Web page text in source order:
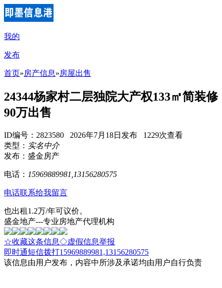
我的
发布
首页»房产信息»房屋出售
24344杨家村二层独院大产权133㎡简装修
90万出售
ID编号：2823580 2026年7月18日发布 1229次查看
类型： 实名中介
发布：盛金房产
电话： 15969889981,13156280575
电话联系给我留言
也出租1.2万/年可议价。
盛金地产---专业房地产代理机构
☆收藏这条信息◇虚假信息举报
即时通短信拨打15969889981,13156280575
该信息由用户发布，内容中所涉及承诺均由用户自行负责